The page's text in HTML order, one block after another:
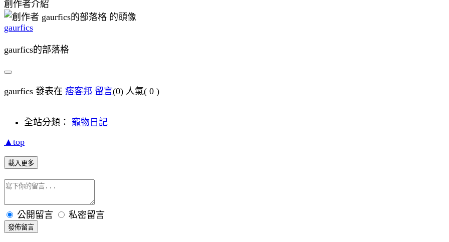
創作者介紹
gaurfics
gaurfics的部落格
gaurfics 發表在 痞客邦 留言(0) 人氣( 0 )
全站分類： 寵物日記
▲top
載入更多
公開留言 私密留言
發佈留言